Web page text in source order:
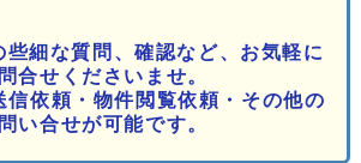
些細な質問、確認など、お気軽に
合せくださいませ。
信依頼・物件閲覧依頼・その他の
い合せが可能です。